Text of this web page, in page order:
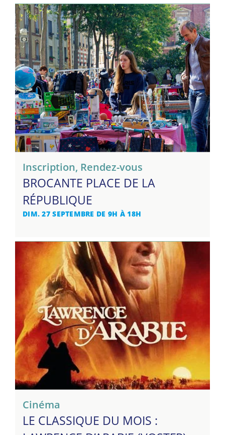
Inscription, Rendez-vous
BROCANTE PLACE DE LA
RÉPUBLIQUE
DIM. 27 SEPTEMBRE DE 9H À 18H
Cinéma
LE CLASSIQUE DU MOIS :